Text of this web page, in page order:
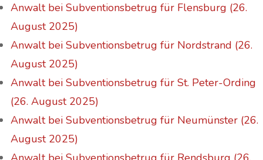
Anwalt bei Subventionsbetrug für Flensburg (26.
August 2025)
Anwalt bei Subventionsbetrug für Nordstrand (26.
August 2025)
Anwalt bei Subventionsbetrug für St. Peter-Ording
(26. August 2025)
Anwalt bei Subventionsbetrug für Neumünster (26.
August 2025)